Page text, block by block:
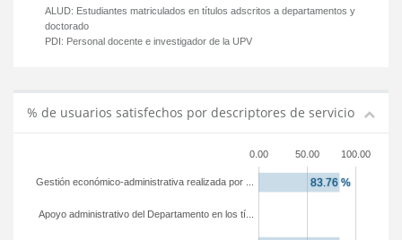
ALUD: Estudiantes matriculados en títulos adscritos a departamentos y
doctorado
PDI: Personal docente e investigador de la UPV
% de usuarios satisfechos por descriptores de servicio
0.00 50.00 100.00
Apoyo administrativo del Departamento en los tí...
Gestión económico-administrativa realizada por ...